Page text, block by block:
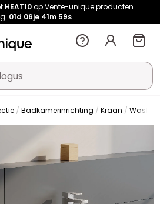
HEAT10op Vente-unique producten
01d 06je 41m 58s
Badkamerinrichting Kraan